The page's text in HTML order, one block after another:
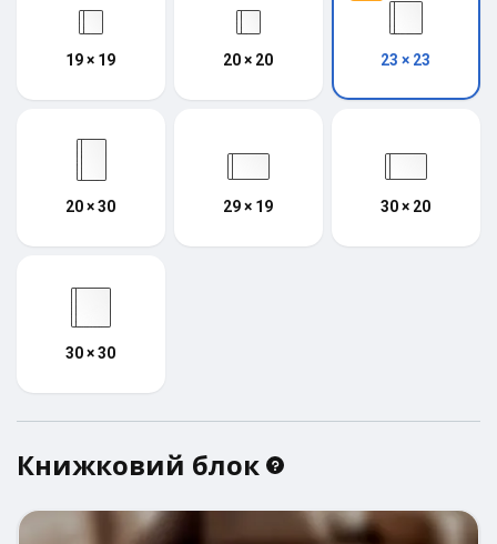
19 × 19 20 × 20 23 × 23
20 × 30 29 × 19 30 × 20
30 × 30
Книжковий блок